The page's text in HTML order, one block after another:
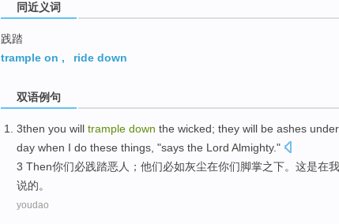
同近义词
践踏
trample on , ride down
双语例句
3then you will trample down the wicked; they will be ashes under
day when I do these things, "says the Lord Almighty."
3 Then你们必践踏恶人 ； 他们必如灰尘在你们脚掌之下。 这是在我
说的。
youdao